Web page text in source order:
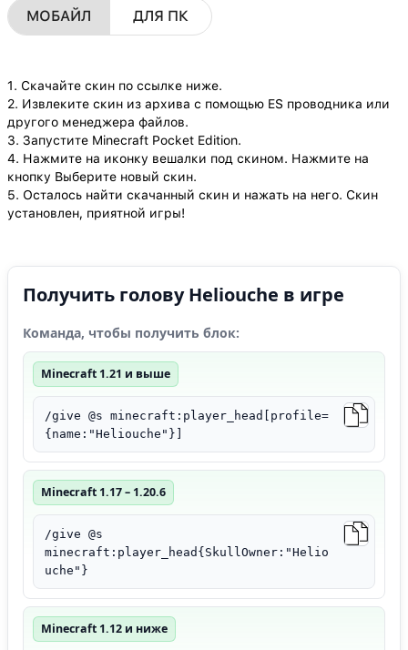
МОБАЙЛ ДЛЯ ПК
1. Скачайте скин по ссылке ниже.
2. Извлеките скин из архива с помощью ES проводника или
другого менеджера файлов.
3. Запустите Minecraft Pocket Edition.
4. Нажмите на иконку вешалки под скином. Нажмите на
кнопку Выберите новый скин.
5. Осталось найти скачанный скин и нажать на него. Скин
установлен, приятной игры!
Получить голову Heliouche в игре
Команда, чтобы получить блок:
Minecraft 1.21 и выше
/give @s minecraft:player_head[profile=
{name:"Heliouche"}]
Minecraft 1.17 – 1.20.6
/give @s
minecraft:player_head{SkullOwner:"Helio
uche"}
Minecraft 1.12 и ниже